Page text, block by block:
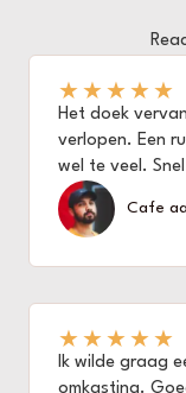
★ ★ ★ ★ ★
Het doek
verlopen. Een
wel te veel.
Cafe
★ ★ ★ ★ ★
Ik wilde graag
omkasting.